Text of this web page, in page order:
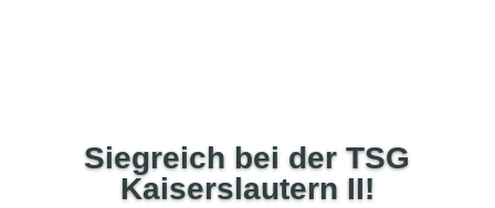
Siegreich bei der TSG
Kaiserslautern II!